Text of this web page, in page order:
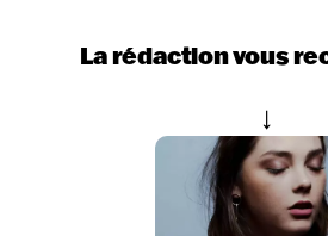
La rédaction vous